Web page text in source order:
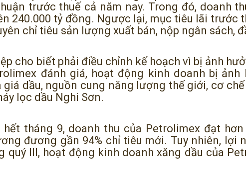
trước thuế cả năm nay. Trong đó, doanh
240.000 tỷ đồng. Ngược lại, mục tiêu lãi trước
chỉ tiêu sản lượng xuất bán, nộp ngân sách,
cho biết phải điều chỉnh kế hoạch vì bị ảnh
đánh giá, hoạt động kinh doanh bị
dầu, nguồn cung năng lượng thế giới, cơ
lọc dầu Nghi Sơn.
hết tháng 9, doanh thu của Petrolimex đạt
đương gần 94% chỉ tiêu mới. Tuy nhiên,
quý III, hoạt động kinh doanh xăng dầu của